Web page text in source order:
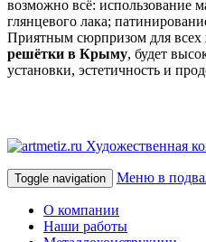
возможно всё: использование
глянцевого лака;
Приятным сюрпризом для
решётки в Крыму, будет
установки, эстетичность и
Художественная
Toggle navigation Меню в
О компании
Наши работы